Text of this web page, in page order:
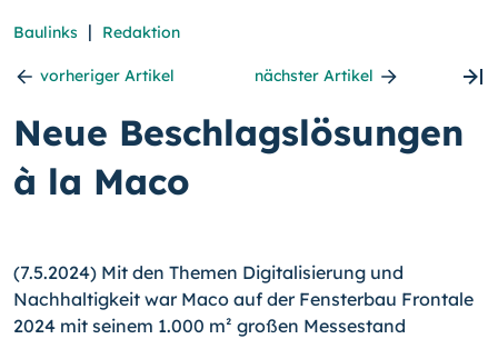
Baulinks | Redaktion
vorheriger Artikel nächster Artikel
Neue Beschlagslösungen
à la Maco
(7.5.2024) Mit den Themen Digitalisierung und
Nachhaltigkeit war Maco auf der Fensterbau Frontale
2024 mit seinem 1.000 m² großen Messestand